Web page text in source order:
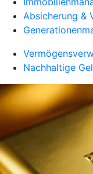
Absicherung &
Nachhaltige